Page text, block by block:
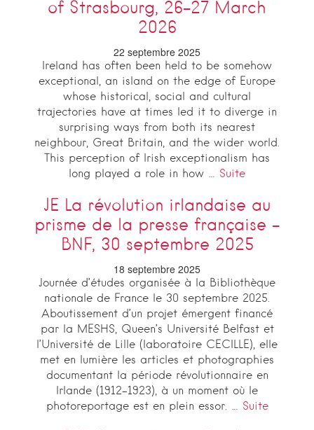
of Strasbourg, 26-27 March
2026
22 septembre 2025
Ireland has often been held to be somehow
exceptional, an island on the edge of Europe
whose historical, social and cultural
trajectories have at times led it to diverge in
surprising ways from both its nearest
neighbour, Great Britain, and the wider world.
This perception of Irish exceptionalism has
long played a role in how … Suite
JE La révolution irlandaise au
prisme de la presse française –
BNF, 30 septembre 2025
18 septembre 2025
Journée d’études organisée à la Bibliothèque
nationale de France le 30 septembre 2025.
Aboutissement d’un projet émergent financé
par la MESHS, Queen’s Université Belfast et
l’Université de Lille (laboratoire CECILLE), elle
met en lumière les articles et photographies
documentant la période révolutionnaire en
Irlande (1912-1923), à un moment où le
photoreportage est en plein essor. … Suite